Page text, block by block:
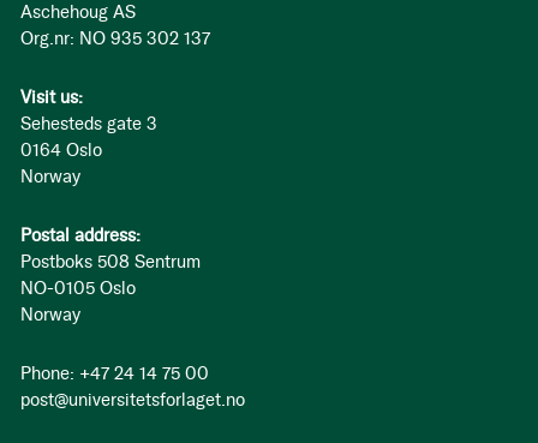
Aschehoug AS
Org.nr: NO 935 302 137
Visit us:
Sehesteds gate 3
0164 Oslo
Norway
Postal address:
Postboks 508 Sentrum
NO-0105 Oslo
Norway
Phone: +47 24 14 75 00
post@universitetsforlaget.no